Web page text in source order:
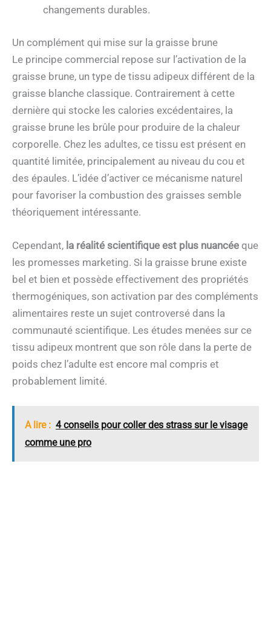
changements durables.
Un complément qui mise sur la graisse brune
Le principe commercial repose sur l’activation de la
graisse brune, un type de tissu adipeux différent de la
graisse blanche classique. Contrairement à cette
dernière qui stocke les calories excédentaires, la
graisse brune les brûle pour produire de la chaleur
corporelle. Chez les adultes, ce tissu est présent en
quantité limitée, principalement au niveau du cou et
des épaules. L’idée d’activer ce mécanisme naturel
pour favoriser la combustion des graisses semble
théoriquement intéressante.
Cependant, la réalité scientifique est plus nuancée que
les promesses marketing. Si la graisse brune existe
bel et bien et possède effectivement des propriétés
thermogéniques, son activation par des compléments
alimentaires reste un sujet controversé dans la
communauté scientifique. Les études menées sur ce
tissu adipeux montrent que son rôle dans la perte de
poids chez l’adulte est encore mal compris et
probablement limité.
A lire : 4 conseils pour coller des strass sur le visage
comme une pro